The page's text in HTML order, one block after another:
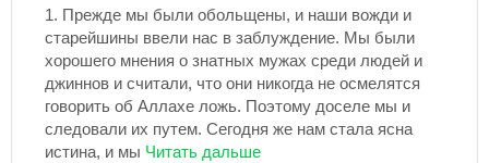
1. Прежде мы были обольщены, и наши вожди и
старейшины ввели нас в заблуждение. Мы были
хорошего мнения о знатных мужах среди людей и
джиннов и считали, что они никогда не осмелятся
говорить об Аллахе ложь. Поэтому доселе мы и
следовали их путем. Сегодня же нам стала ясна
истина, и мы